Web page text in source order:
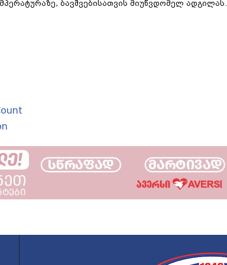
ბავშვებისათვის მიუწვდომელ ადგილას.